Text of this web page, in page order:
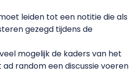
leiden tot een notitie die als
gezegd tijdens de
mogelijk de kaders van het
random een discussie voeren